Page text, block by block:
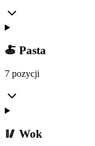
🍝 Pasta
7 pozycji
🥢 Wok